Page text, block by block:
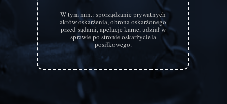
W tym min.: sporządzanie prywatnych
aktów oskarżenia, obrona oskarżonego
przed sądami, apelacje karne, udział w
sprawie po stronie oskarżyciela
posiłkowego.